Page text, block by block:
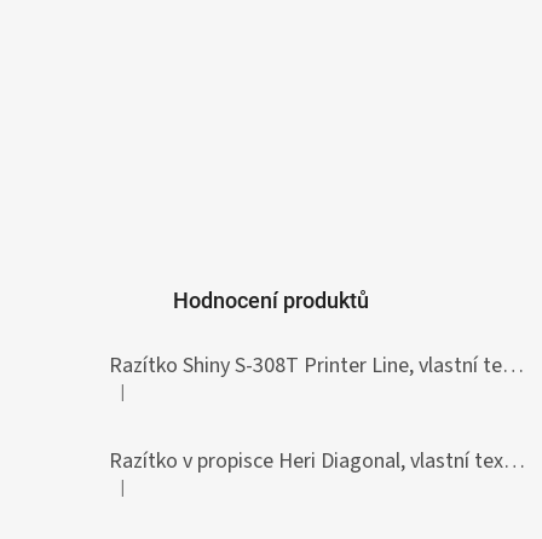
Hodnocení produktů
Razítko Shiny S-308T Printer Line, vlastní text 45 x 10 mm
Hodnocení produktu je 5 z 5 hvězdiček.
|
Razítko v propisce Heri Diagonal, vlastní text 33 x 8,7 mm
Hodnocení produktu je 5 z 5 hvězdiček.
|